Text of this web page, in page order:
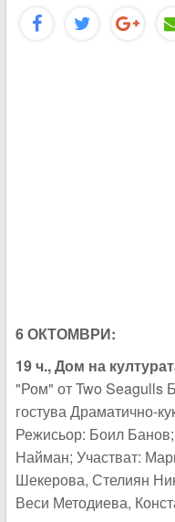
6 ОКТОМВРИ:
19 ч., Дом на
"Ром" от Two Seagulls
гостува Драматично-
Режисьор: Боил
Найман; Участват:
Шекерова, Стелиян
Веси Методиева,